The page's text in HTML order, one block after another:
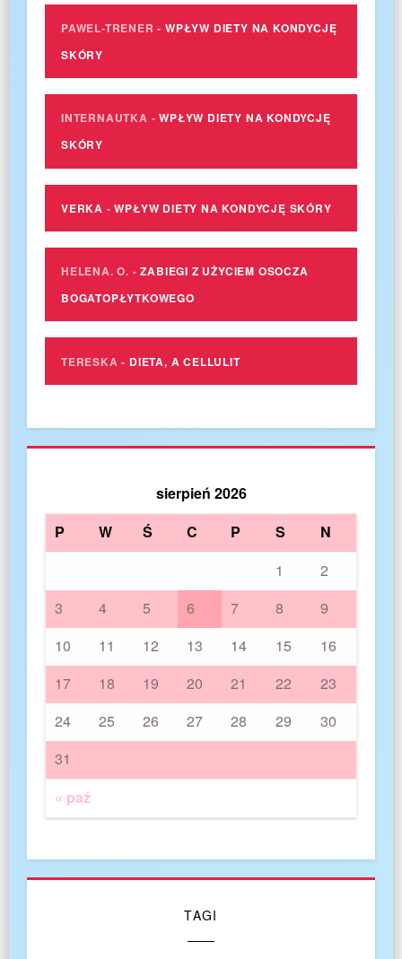
PAWEL-TRENER -WPŁYW DIETY NA KONDYCJĘ
SKÓRY
INTERNAUTKA -WPŁYW DIETY NA KONDYCJĘ
SKÓRY
VERKA -WPŁYW DIETY NA KONDYCJĘ SKÓRY
HELENA. O. -ZABIEGI Z UŻYCIEM OSOCZA
BOGATOPŁYTKOWEGO
TERESKA - DIETA, A CELLULIT
sierpień 2026
P
W Ś C P S N
« paź
1
2
3
4 5 6 7 8
9
10
11 12 13 14 15
16
17
18 19 20 21 22
23
24
25 26 27 28 29
30
31
TAGI